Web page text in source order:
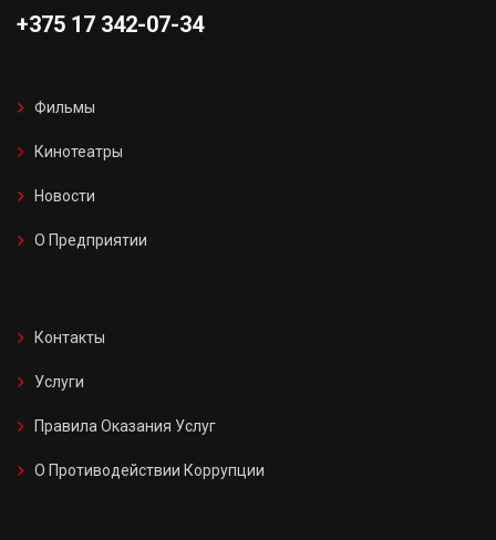
+375 17 342-07-34
Фильмы
Кинотеатры
Новости
О Предприятии
Контакты
Услуги
Правила Оказания Услуг
О Противодействии Коррупции